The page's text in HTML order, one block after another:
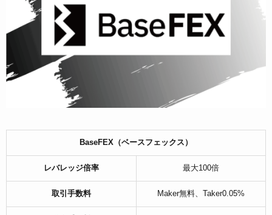
BaseFEX（ベースフェックス）
レバレッジ倍率 最大100倍
取引手数料 Maker無料、Taker0.05%